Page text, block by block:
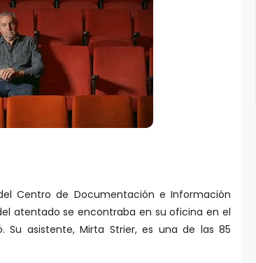
del Centro de Documentación e Información
atentado se encontraba en su oficina en el
Su asistente, Mirta Strier, es una de las 85